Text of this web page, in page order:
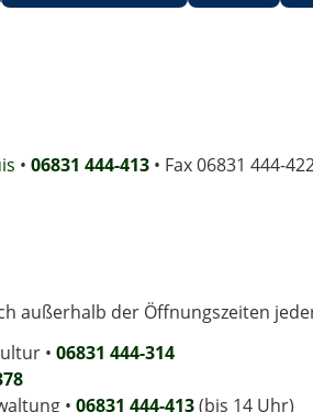
• 06831 444-413 • Fax 06831 444-
außerhalb der Öffnungszeiten
• 06831 444-314
• 06831 444-413(bis 14 Uhr)